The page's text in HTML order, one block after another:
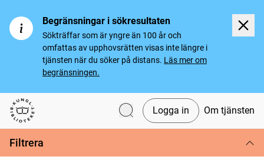
Begränsningar i sökresultaten
Sökträffar som är yngre än 100 år och
omfattas av upphovsrätten visas inte längre i
tjänsten när du söker på distans. Läs mer om
begränsningen.
Svenska tidningar
Logga in Om tjänsten
Filtrera